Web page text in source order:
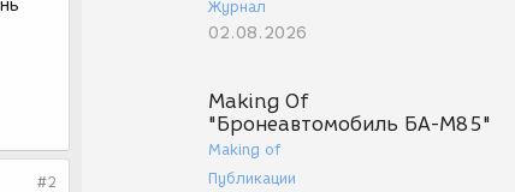
Журнал
02.08.2026
Making Of
"Бронеавтомобиль БА-М85"
Making of
Публикации
#2